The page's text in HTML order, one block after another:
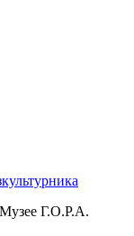
Г.О.Р.А.